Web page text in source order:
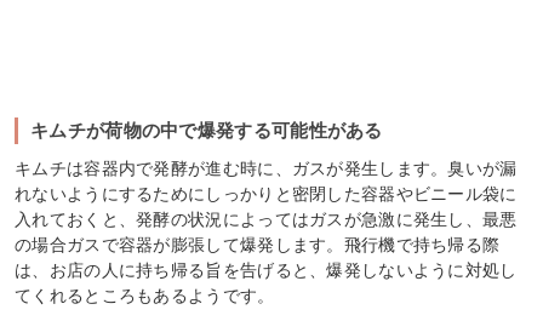
キムチが荷物の中で爆発する可能性がある
キムチは容器内で発酵が進む時に、ガスが発生します。臭いが漏
れないようにするためにしっかりと密閉した容器やビニール袋に
入れておくと、発酵の状況によってはガスが急激に発生し、最悪
の場合ガスで容器が膨張して爆発します。飛行機で持ち帰る際
は、お店の人に持ち帰る旨を告げると、爆発しないように対処し
てくれるところもあるようです。